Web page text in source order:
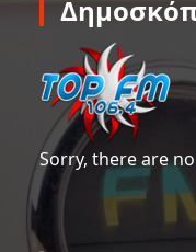
Sorry, there are